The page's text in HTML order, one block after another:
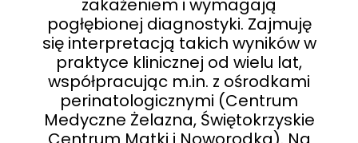
zakażeniem i wymagają
pogłębionej diagnostyki. Zajmuję
się interpretacją takich wyników w
praktyce klinicznej od wielu lat,
współpracując m.in. z ośrodkami
perinatologicznymi (Centrum
Medyczne Żelazna, Świętokrzyskie